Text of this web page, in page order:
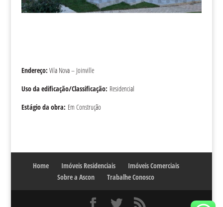
Endereço: Vila Nova – Joinville
Uso da edificação/Classificação: Residencial
Estágio da obra: Em Construção
Home Imóveis Residenciais
Imóveis Comerciais
Sobre a Ascon
Trabalhe Conosco